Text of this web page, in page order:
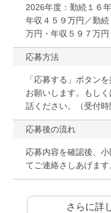
2026年度：勤続１６
年収４５９万円／勤
万円・年収５９７万円
応募方法
「応募する」ボタン
お願いします。もし
話ください。（受付
応募後の流れ
応募内容を確認後、
てご連絡さしあげます
さらに詳